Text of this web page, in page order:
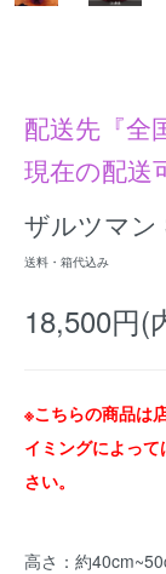
配送先『全
現在の配送
ザルツマン
送料・箱代込み
18,500円(
※こちらの商品は
イミングによっ
さい。
高さ：約